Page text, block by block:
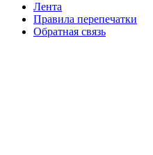
Лента
Правила перепечатки
Обратная связь